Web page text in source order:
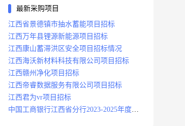
最新采购项目
江西省景德镇市抽水蓄能项目招标
江西万年县锂源新能源项目招标
江西康山蓄滞洪区安全项目招标情况
江西海沃新材料科技有限公司项目招标
江西赣州净化项目招标
江西帝睿数据服务有限公司项目招标
江西君为vr项目招标
中国工商银行江西省分行2023-2025年度补